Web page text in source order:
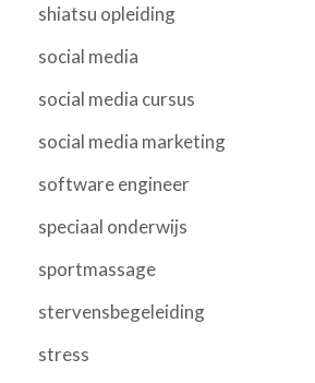
shiatsu opleiding
social media
social media cursus
social media marketing
software engineer
speciaal onderwijs
sportmassage
stervensbegeleiding
stress